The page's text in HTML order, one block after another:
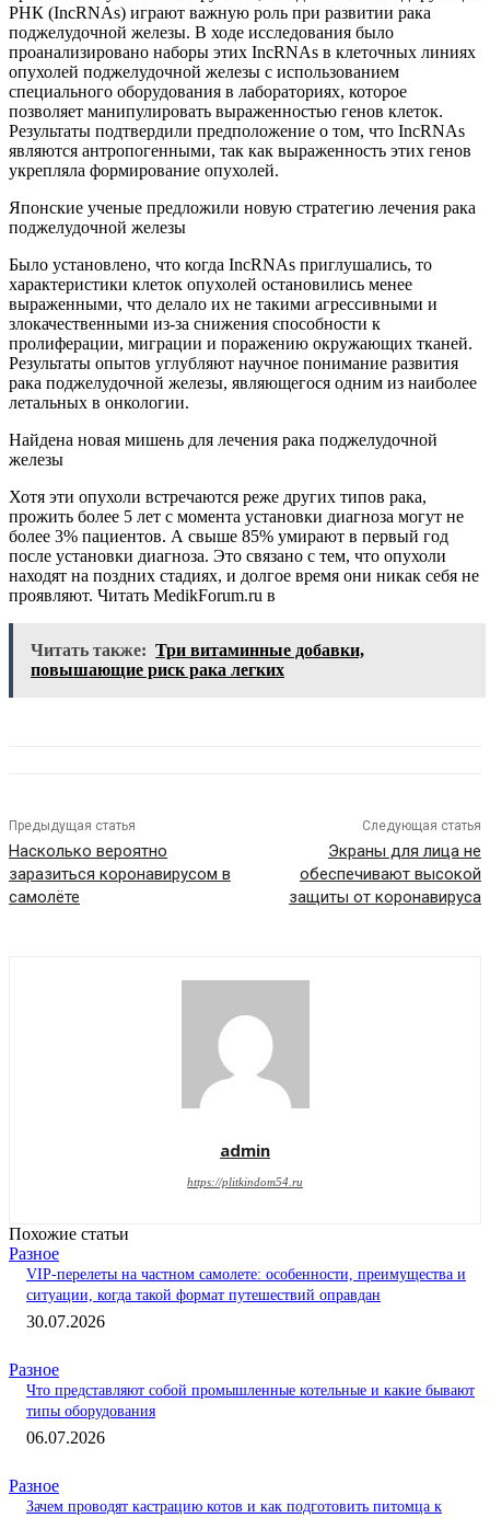
РНК (IncRNAs) играют важную роль при развитии рака
поджелудочной железы. В ходе исследования было
проанализировано наборы этих IncRNAs в клеточных линиях
опухолей поджелудочной железы с использованием
специального оборудования в лабораториях, которое
позволяет манипулировать выраженностью генов клеток.
Результаты подтвердили предположение о том, что IncRNAs
являются антропогенными, так как выраженность этих генов
укрепляла формирование опухолей.
Японские ученые предложили новую стратегию лечения рака
поджелудочной железы
Было установлено, что когда IncRNAs приглушались, то
характеристики клеток опухолей остановились менее
выраженными, что делало их не такими агрессивными и
злокачественными из-за снижения способности к
пролиферации, миграции и поражению окружающих тканей.
Результаты опытов углубляют научное понимание развития
рака поджелудочной железы, являющегося одним из наиболее
летальных в онкологии.
Найдена новая мишень для лечения рака поджелудочной
железы
Хотя эти опухоли встречаются реже других типов рака,
прожить более 5 лет с момента установки диагноза могут не
более 3% пациентов. А свыше 85% умирают в первый год
после установки диагноза. Это связано с тем, что опухоли
находят на поздних стадиях, и долгое время они никак себя не
проявляют. Читать MedikForum.ru в
Читать также: Три витаминные добавки,
повышающие риск рака легких
Предыдущая статья
Насколько вероятно
заразиться коронавирусом в
самолёте
Следующая статья
Экраны для лица не
обеспечивают высокой
защиты от коронавируса
admin
https://plitkindom54.ru
Похожие статьи
Разное
VIP-перелеты на частном самолете: особенности, преимущества и
ситуации, когда такой формат путешествий оправдан
30.07.2026
Разное
Что представляют собой промышленные котельные и какие бывают
типы оборудования
06.07.2026
Разное
Зачем проводят кастрацию котов и как подготовить питомца к